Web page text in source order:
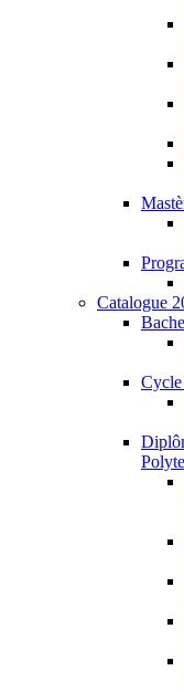
Catalogue